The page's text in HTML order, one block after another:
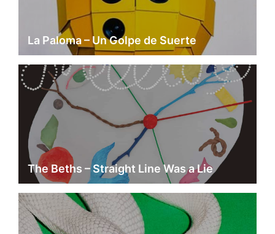
La Paloma – Un Golpe de Suerte
The Beths – Straight Line Was a Lie